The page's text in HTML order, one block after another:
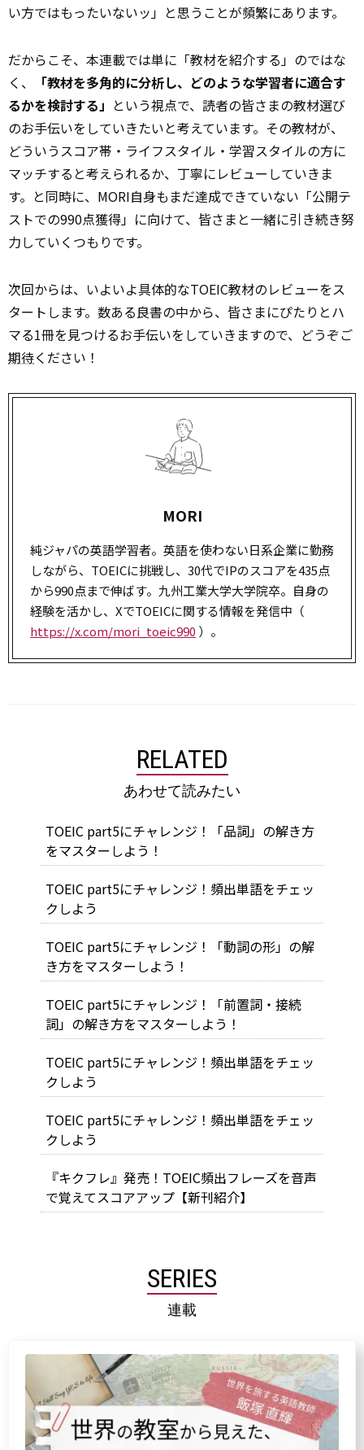
い方ではもったいないッ」と思うことが頻繁にあります。
だからこそ、本連載では単に「教材を紹介する」のではな
く、
「教材を多角的に分析し、どのような学習者に適合す
るかを検討する」 という視点で、読者の皆さまの教材選び
のお手伝いをしていきたいと考えています。その教材が、
どういうスコア帯・ライフスタイル・学習スタイルの方に
マッチすると考えられるか、丁寧にレビューしていきま
す。と同時に、MORI自身もまだ達成できていない「公開テ
ストでの990点獲得」に向けて、皆さまと一緒に引き続き努
力していくつもりです。
次回からは、いよいよ具体的なTOEIC教材のレビューをス
タートします。数ある良書の中から、皆さまにぴたりとハ
マる1冊を見つけるお手伝いをしていきますので、どうぞご
期待ください！
MORI
純ジャパの英語学習者。英語を使わない日系企業に勤務
しながら、TOEICに挑戦し、30代でIPのスコアを435点
から990点まで伸ばす。九州工業大学大学院卒。自身の
経験を活かし、XでTOEICに関する情報を発信中（
https://x.com/mori_toeic990 ）。
RELATED
あわせて読みたい
TOEIC part5にチャレンジ！「品詞」の解き方
をマスターしよう！
TOEIC part5にチャレンジ！頻出単語をチェッ
クしよう
TOEIC part5にチャレンジ！「動詞の形」の解
き方をマスターしよう！
TOEIC part5にチャレンジ！「前置詞・接続
詞」の解き方をマスターしよう！
TOEIC part5にチャレンジ！頻出単語をチェッ
クしよう
TOEIC part5にチャレンジ！頻出単語をチェッ
クしよう
『キクフレ』発売！TOEIC頻出フレーズを音声
で覚えてスコアアップ【新刊紹介】
SERIES
連載